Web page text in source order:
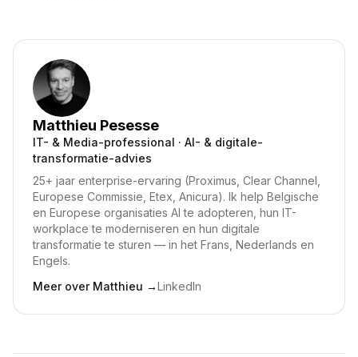
Matthieu Pesesse
IT- & Media-professional · AI- & digitale-
transformatie-advies
25+ jaar enterprise-ervaring (Proximus, Clear Channel,
Europese Commissie, Etex, Anicura). Ik help Belgische
en Europese organisaties AI te adopteren, hun IT-
workplace te moderniseren en hun digitale
transformatie te sturen — in het Frans, Nederlands en
Engels.
Meer over Matthieu →LinkedIn